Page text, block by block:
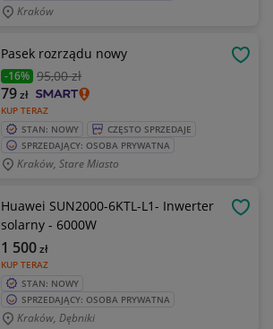
Kraków
Pasek rozrządu nowy
-16% 95,00 zł
KUP TERAZ
79zł
STAN: NOWY
CZĘSTO SPRZEDAJE
SPRZEDAJĄCY: OSOBA PRYWATNA
Kraków, Stare Miasto
Huawei SUN2000-6KTL-L1- Inwerter
solarny - 6000W
KUP TERAZ
1 500zł
STAN: NOWY
SPRZEDAJĄCY: OSOBA PRYWATNA
Kraków, Dębniki